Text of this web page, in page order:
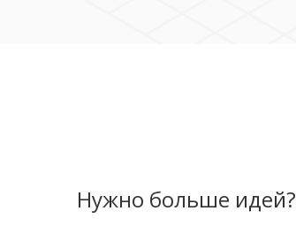
Нужно больше идей?